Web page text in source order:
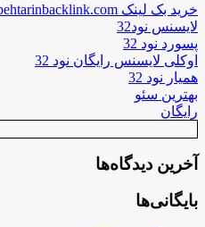
خرید بک لینک behtarinbacklink.com
لایسنس نود32
پسورد نود 32
اوکلی لایسنس رایگان نود 32
همیار نود 32
بهترین سئو
رایگان
آخرین دیدگاه‌ها
بایگانی‌ها